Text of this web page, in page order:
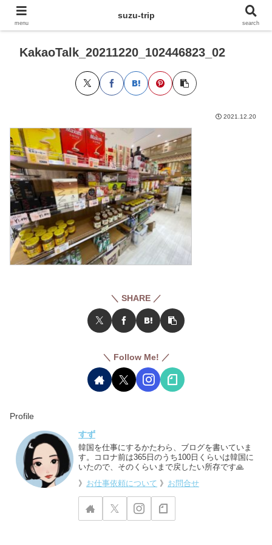
KakaoTalk_20211220_102446823_02
2021.12.20
＼ SHARE ／
＼ Follow Me! ／
Profile
すず
韓国を仕事にするかたわら、ブログを書いていま
す。コロナ前は365日のうち100日くらいは韓国に
いたので、そのくらいまで戻したい所存です🙏
》 お仕事依頼について 》 お問合せ
menu
suzu-trip
search